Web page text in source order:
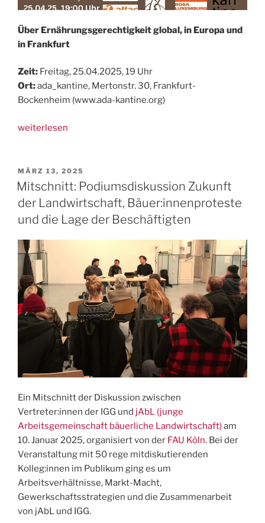
Über Ernährungsgerechtigkeit global, in Europa und
in Frankfurt
Zeit: Freitag, 25.04.2025, 19 Uhr
Ort:ada_kantine, Mertonstr. 30, Frankfurt-
Bockenheim (www.ada-kantine.org)
„25.
in
FFM
–
Klimakollaps,
was
kommt
auf
den
Tisch?“
weiterlesen
VERÖFFENTLICHT
AM
MÄRZ 13, 2025
Mitschnitt: Podiumsdiskussion Zukunft
der Landwirtschaft, Bäuer:innenproteste
und die Lage der Beschäftigten
Ein Mitschnitt der Diskussion zwischen
Vertreter:innen der IGG und jAbL (junge
Arbeitsgemeinschaft bäuerliche Landwirtschaft)am
10. Januar 2025, organisiert von der FAU Köln. Bei der
Veranstaltung mit 50 rege mitdiskutierenden
Kolleg:innen im Publikum ging es um
Arbeitsverhältnisse, Markt-Macht,
Gewerkschaftsstrategien und die Zusammenarbeit
von jAbL und IGG.